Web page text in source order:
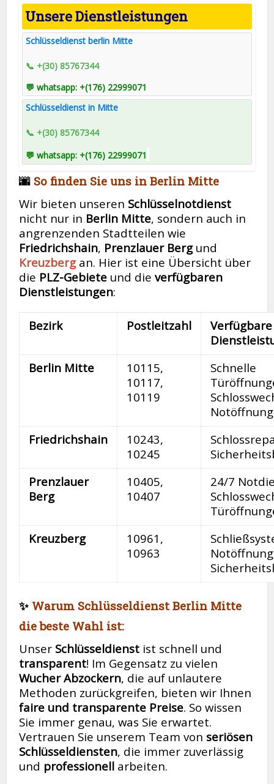
Unsere Dienstleistungen
Schlüsseldienst berlin Mitte
📞 +(30) 85767344
💬 whatsapp: +(176) 22999071
Schlüsseldienst in Mitte
📞 +(30) 85767344
💬 whatsapp: +(176) 22999071
🌆 So finden Sie uns in Berlin Mitte
Wir bieten unseren Schlüsselnotdienst
nicht nur in Berlin Mitte, sondern auch in
angrenzenden Stadtteilen wie
Friedrichshain, Prenzlauer Bergund
Kreuzbergan. Hier ist eine Übersicht über
die PLZ-Gebiete und dieverfügbaren
Dienstleistungen:
Bezirk Postleitzahl
Verfügbare
Berlin Mitte
10115,
10117,
10119
Schnelle
Friedrichshain
10243,
10245
Prenzlauer
Berg
10405,
10407
24/7
Kreuzberg
10961,
10963
✨ Warum Schlüsseldienst Berlin Mitte
die beste Wahl ist:
Unser Schlüsseldienst ist schnell und
transparent! Im Gegensatz zu vielen
Wucher Abzockern, die auf unlautere
Methoden zurückgreifen, bieten wir Ihnen
faire und transparente Preise. So wissen
Sie immer genau, was Sie erwartet.
Vertrauen Sie unserem Team von seriösen
Schlüsseldiensten, die immer zuverlässig
und professionell arbeiten.